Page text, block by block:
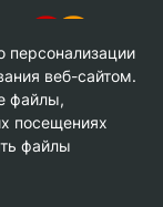
ООО «Гамма
персонализации
веб-сайтом.
файлы,
посещениях
файлы